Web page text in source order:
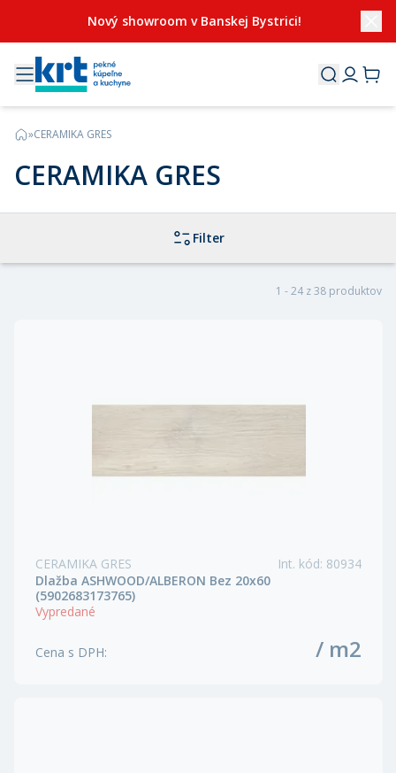
Nový showroom v Banskej Bystrici!
»CERAMIKA GRES
CERAMIKA GRES
Filter
1 - 24 z 38 produktov
CERAMIKA GRES Int. kód: 80934
Dlažba ASHWOOD/ALBERON Bez 20x60
(5902683173765)
Vypredané
Cena s DPH: / m2